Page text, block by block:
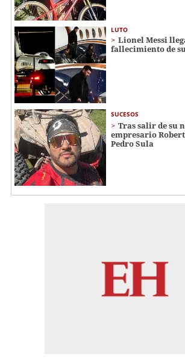
LUTO
Lionel Messi
fallecimiento de
SUCESOS
Tras salir de su
empresario
Pedro Sula